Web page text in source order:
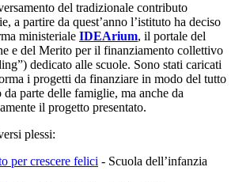
del tradizionale contributo
a partire da quest’anno l’istituto ha deciso
ministeriale IDEArium, il portale del
e del Merito per il finanziamento collettivo
dedicato alle scuole. Sono stati caricati
i progetti da finanziare in modo del tutto
parte delle famiglie, ma anche da
il progetto presentato.
plessi:
per crescere felici - Scuola dell’infanzia